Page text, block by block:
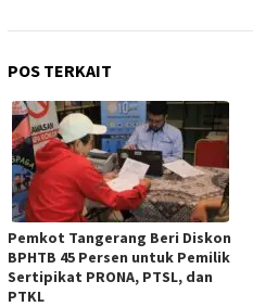
POS TERKAIT
Pemkot Tangerang Beri Diskon
BPHTB 45 Persen untuk Pemilik
Sertipikat PRONA, PTSL, dan
PTKL